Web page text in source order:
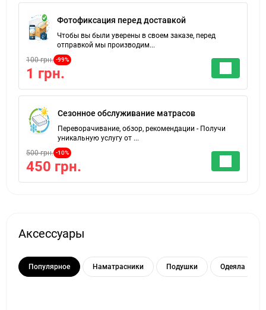
Фотофиксация перед доставкой
Чтобы вы были уверены в своем заказе, перед
отправкой мы производим...
100 грн. -99%
1 грн.
Сезонное обслуживание матрасов
Переворачивание, обзор, рекомендации - Получи
уникальную услугу от ...
500 грн. -10%
450 грн.
Аксессуары
Популярное Наматрасники Подушки Одеяла